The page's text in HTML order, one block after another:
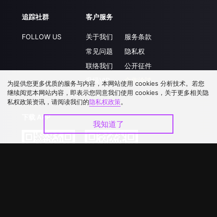
追踪社群
FOLLOW US
客户服务
关于我们
常见问题
联络我们
升级VIP
服务条款
隐私权
公开征件
合作洽談
下载 APP
为提供您更多优质的服务与内容，本网站使用 cookies 分析技术。若您
继续阅览本网站内容，即表示您同意我们使用 cookies，关于更多相关隐
私权政策资讯，请阅读我们的隐私权政策。
我知道了